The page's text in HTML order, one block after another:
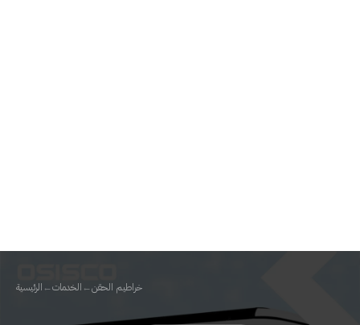
الرئيسية ←الخدمات ←خراطيم الحقن